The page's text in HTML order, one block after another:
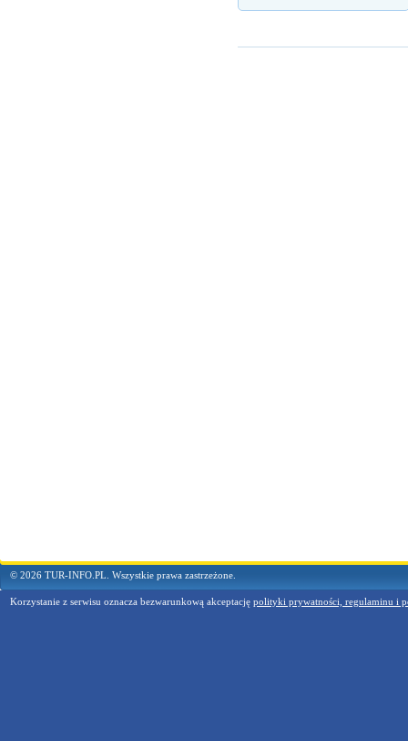
© 2026 TUR-INFO.PL. Wszystkie prawa zastrzeżone.
Korzystanie z serwisu oznacza bezwarunkową akceptację polityki prywatności, regulaminu i